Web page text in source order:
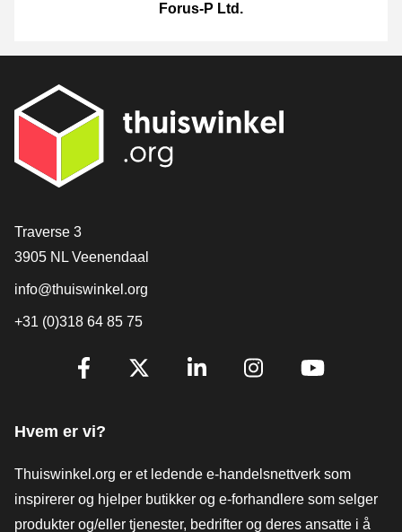
Forus-P Ltd.
[_General:Contact]
Traverse 3
3905 NL Veenendaal
info@thuiswinkel.org
+31 (0)318 64 85 75
[_General:SocialMediaTitle]
Hvem er vi?
Thuiswinkel.org er et ledende e-handelsnettverk som
inspirerer og hjelper butikker og e-forhandlere som selger
produkter og/eller tjenester, bedrifter og deres ansatte i å